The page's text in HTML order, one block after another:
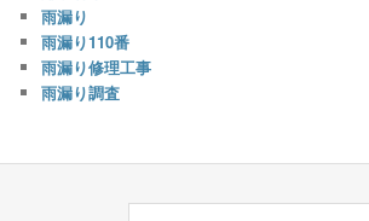
雨漏り
雨漏り110番
雨漏り修理工事
雨漏り調査